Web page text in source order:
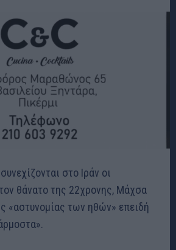
στο Ιράν οι
θάνατο της 22χρονης, Μάχσα
«αστυνομίας των ηθών» επειδή